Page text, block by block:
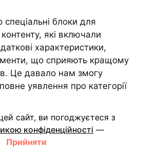
блоки для
які включали
характеристики,
що сприяють кращому
Це давало нам змогу
уявлення про категорії
асортимент.
сайт, ви погоджуєтеся з
конфіденційності —
Прийняти